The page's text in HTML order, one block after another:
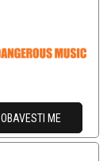
OBAVESTI ME